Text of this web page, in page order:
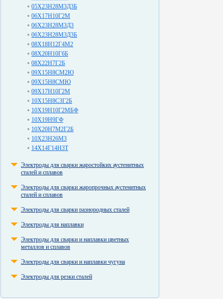
05Х23Н28М3Д3Б
06Х17Н10Г2М
06Х23Н28М3Д3
06Х23Н28М3Д3Б
08Х18Н12Г4М2
08Х20Н10Г6Б
08Х22Н7Г2Б
09Х15Н8СМ2Ю
09Х15Н8СМЮ
09Х17Н10Г2М
10Х15Н8С3Г2Б
10Х19Н10Г2МБФ
10Х19Н9ГФ
10Х20Н7М2Г2Б
10Х23Н26М3
14Х14Г14Н3Т
Электроды для сварки жаростойких аустенитных
сталей и сплавов
Электроды для сварки жаропрочных аустенитных
сталей и сплавов
Электроды для сварки разнородных сталей
Электроды для наплавки
Электроды для сварки и наплавки цветных
металлов и сплавов
Электроды для сварки и наплавки чугуна
Электроды для резки сталей